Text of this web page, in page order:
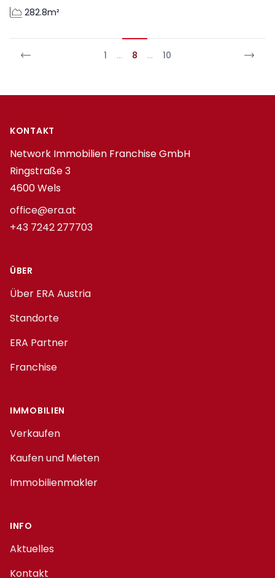
282.8m²
1 … 8 … 10
Footer
KONTAKT
Network Immobilien Franchise GmbH
Ringstraße 3
4600 Wels
office@era.at
+43 7242 277703
ÜBER
Über ERA Austria
Standorte
ERA Partner
Franchise
IMMOBILIEN
Verkaufen
Kaufen und Mieten
Immobilienmakler
INFO
Aktuelles
Kontakt